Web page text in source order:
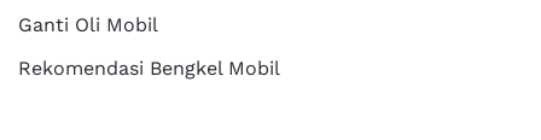
Ganti Oli Mobil
Rekomendasi Bengkel Mobil